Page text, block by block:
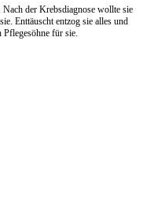
der Krebsdiagnose wollte sie
Enttäuscht entzog sie alles und
für sie.